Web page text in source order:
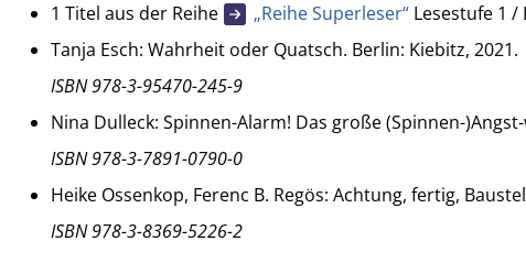
1 Titel aus der Reihe
„Reihe Superleser“ Lesestufe 1 /
Tanja Esch: Wahrheit oder Quatsch. Berlin: Kiebitz, 2021.
ISBN 978-3-95470-245-9
Nina Dulleck: Spinnen-Alarm! Das große (Spinnen-
ISBN 978-3-7891-0790-0
Heike Ossenkop, Ferenc B. Regös: Achtung, fertig,
ISBN 978-3-8369-5226-2